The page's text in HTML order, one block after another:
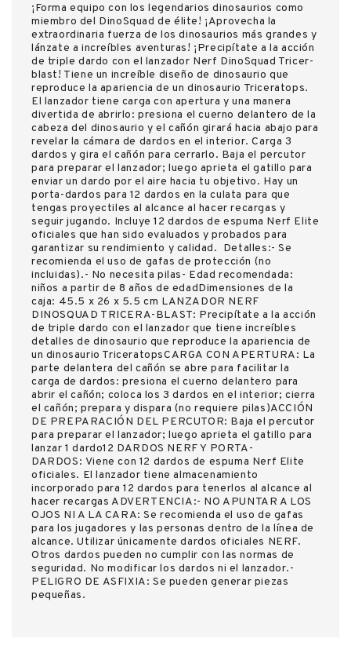
¡Forma equipo con los legendarios dinosaurios como
miembro del DinoSquad de élite! ¡Aprovecha la
extraordinaria fuerza de los dinosaurios más grandes y
lánzate a increíbles aventuras! ¡Precipítate a la acción
de triple dardo con el lanzador Nerf DinoSquad Tricer-
blast! Tiene un increíble diseño de dinosaurio que
reproduce la apariencia de un dinosaurio Triceratops.
El lanzador tiene carga con apertura y una manera
divertida de abrirlo: presiona el cuerno delantero de la
cabeza del dinosaurio y el cañón girará hacia abajo para
revelar la cámara de dardos en el interior. Carga 3
dardos y gira el cañón para cerrarlo. Baja el percutor
para preparar el lanzador; luego aprieta el gatillo para
enviar un dardo por el aire hacia tu objetivo. Hay un
porta-dardos para 12 dardos en la culata para que
tengas proyectiles al alcance al hacer recargas y
seguir jugando. Incluye 12 dardos de espuma Nerf Elite
oficiales que han sido evaluados y probados para
garantizar su rendimiento y calidad. Detalles:- Se
recomienda el uso de gafas de protección (no
incluidas).- No necesita pilas- Edad recomendada:
niños a partir de 8 años de edadDimensiones de la
caja: 45.5 x 26 x 5.5 cm LANZADOR NERF
DINOSQUAD TRICERA-BLAST: Precipítate a la acción
de triple dardo con el lanzador que tiene increíbles
detalles de dinosaurio que reproduce la apariencia de
un dinosaurio TriceratopsCARGA CON APERTURA: La
parte delantera del cañón se abre para facilitar la
carga de dardos: presiona el cuerno delantero para
abrir el cañón; coloca los 3 dardos en el interior; cierra
el cañón; prepara y dispara (no requiere pilas)ACCIÓN
DE PREPARACIÓN DEL PERCUTOR: Baja el percutor
para preparar el lanzador; luego aprieta el gatillo para
lanzar 1 dardo12 DARDOS NERF Y PORTA-
DARDOS: Viene con 12 dardos de espuma Nerf Elite
oficiales. El lanzador tiene almacenamiento
incorporado para 12 dardos para tenerlos al alcance al
hacer recargas ADVERTENCIA:- NO APUNTAR A LOS
OJOS NI A LA CARA: Se recomienda el uso de gafas
para los jugadores y las personas dentro de la línea de
alcance. Utilizar únicamente dardos oficiales NERF.
Otros dardos pueden no cumplir con las normas de
seguridad. No modificar los dardos ni el lanzador.-
PELIGRO DE ASFIXIA: Se pueden generar piezas
pequeñas.